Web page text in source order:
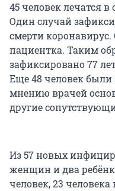
45 человек лечатся
Один случай
смерти коронавирус.
пациентка. Таким
зафиксировано 77
Еще 48 человек были
мнению врачей
другие
Из 57 новых
женщин и два
человек, 23 человека